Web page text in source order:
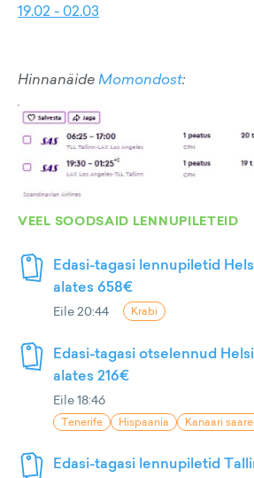
19.02 - 02.03
HinnanäideMomondost:
VEEL SOODSAID LENNUPILETEID
Edasi-tagasi lennupiletid
alates 658€
Eile 20:44 Krabi
Edasi-tagasi otselennud
alates 216€
Eile 18:46
Tenerife Hispaania Kanaari
Edasi-tagasi lennupiletid